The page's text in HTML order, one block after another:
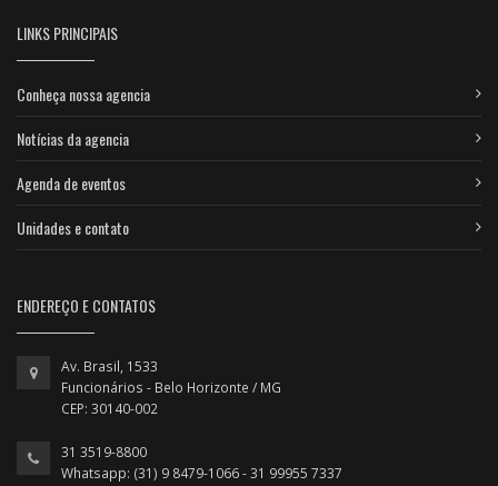
LINKS PRINCIPAIS
Conheça nossa agencia
Notícias da agencia
Agenda de eventos
Unidades e contato
ENDEREÇO E CONTATOS
Av. Brasil, 1533
Funcionários - Belo Horizonte / MG
CEP: 30140-002
31 3519-8800
Whatsapp: (31) 9 8479-1066 - 31 99955 7337